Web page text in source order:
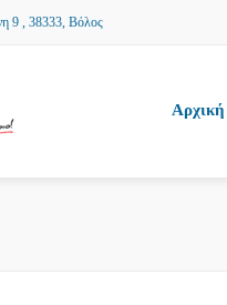
9 , 38333, Βόλος
Αρχική